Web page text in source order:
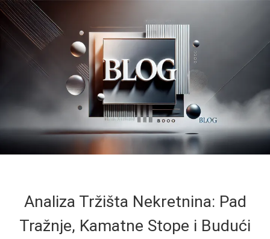
Analiza Tržišta Nekretnina: Pad
Tražnje, Kamatne Stope i Budući